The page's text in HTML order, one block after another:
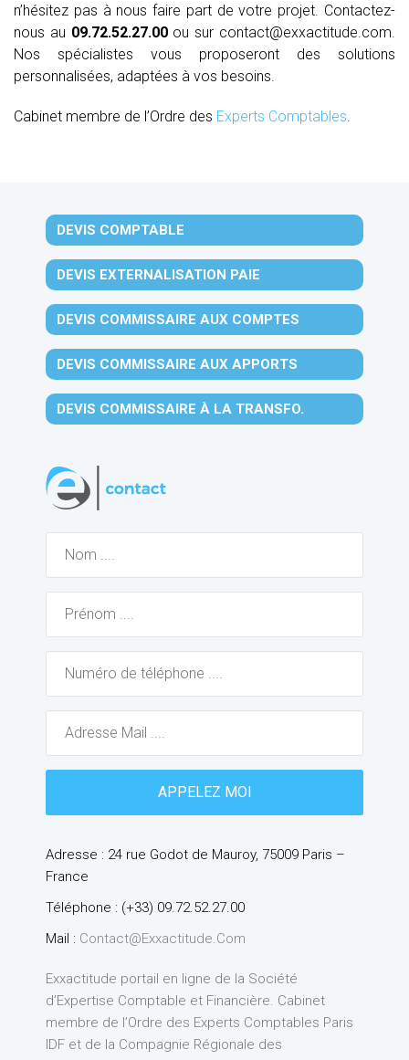
n’hésitez pas à nous faire part de votre projet. Contactez-
nous au 09.72.52.27.00ou sur contact@exxactitude.com.
Nos spécialistes vous proposeront des solutions
personnalisées, adaptées à vos besoins.
Cabinet membre de l’Ordre des Experts Comptables
DEVIS COMPTABLE
DEVIS EXTERNALISATION PAIE
DEVIS COMMISSAIRE AUX COMPTES
DEVIS COMMISSAIRE AUX APPORTS
DEVIS COMMISSAIRE À LA TRANSFO.
Adresse : 24 rue Godot de Mauroy, 75009 Paris –
France
Téléphone : (+33) 09.72.52.27.00
Mail : Contact@exxactitude.com
Exxactitude portail en ligne de la Société
d’Expertise Comptable et Financière. Cabinet
membre de l’Ordre des Experts Comptables Paris
IDF et de la Compagnie Régionale des